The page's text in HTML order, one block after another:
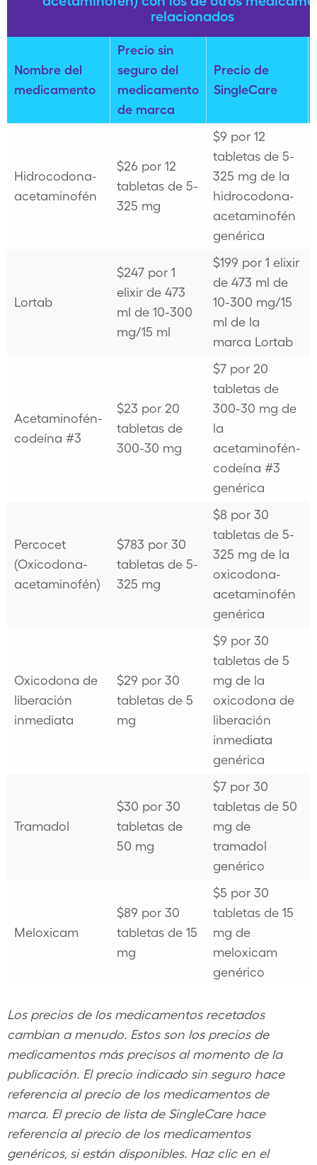
relacionados
Nombre del
medicamento
Precio sin
seguro del
medicamento
de marca
Precio de
SingleCare
Hidrocodona-
acetaminofén
$26 por 12
tabletas de 5-
325 mg
$9 por 12
tabletas de 5-
325 mg de la
hidrocodona-
acetaminofén
genérica
Lortab
$247 por 1
elixir de 473
ml de 10-300
mg/15 ml
$199 por 1 elixir
de 473 ml de
10-300 mg/15
ml de la
marca Lortab
Acetaminofén-
codeína #3
$23 por 20
tabletas de
300-30 mg
$7 por 20
tabletas de
300-30 mg de
la
acetaminofén-
codeína #3
genérica
Percocet
(Oxicodona-
acetaminofén)
$783 por 30
tabletas de 5-
325 mg
$8 por 30
tabletas de 5-
325 mg de la
oxicodona-
acetaminofén
genérica
Oxicodona de
liberación
inmediata
$29 por 30
tabletas de 5
mg
$9 por 30
tabletas de 5
mg de la
oxicodona de
liberación
inmediata
genérica
Tramadol
$30 por 30
tabletas de
50 mg
$7 por 30
tabletas de 50
mg de
tramadol
genérico
Meloxicam
$89 por 30
tabletas de 15
mg
$5 por 30
tabletas de 15
mg de
meloxicam
genérico
Los precios de los medicamentos recetados
cambian a menudo. Estos son los precios de
medicamentos más precisos al momento de la
publicación. El precio indicado sin seguro hace
referencia al precio de los medicamentos de
marca. El precio de lista de SingleCare hace
referencia al precio de los medicamentos
genéricos, si están disponibles. Haz clic en el